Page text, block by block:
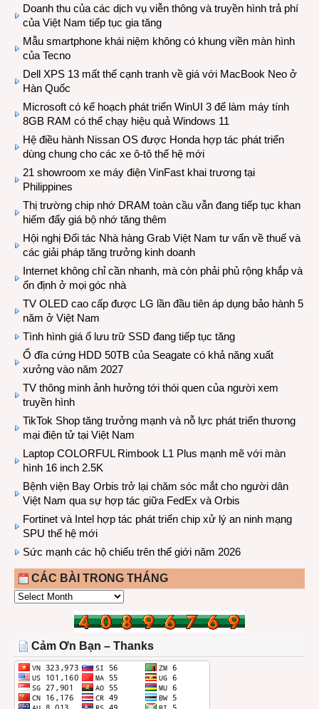
Doanh thu của các dịch vụ viễn thông và truyền hình trả phí
của Việt Nam tiếp tục gia tăng
Mẫu smartphone khái niệm không có khung viền màn hình
của Tecno
Dell XPS 13 mất thế cạnh tranh về giá với MacBook Neo ở
Hàn Quốc
Microsoft có kế hoạch phát triển WinUI 3 để làm máy tính
8GB RAM có thể chạy hiệu quả Windows 11
Hệ điều hành Nissan OS được Honda hợp tác phát triển
dùng chung cho các xe ô-tô thế hệ mới
21 showroom xe máy điện VinFast khai trương tại
Philippines
Thị trường chip nhớ DRAM toàn cầu vẫn đang tiếp tục khan
hiếm đẩy giá bộ nhớ tăng thêm
Hội nghị Đối tác Nhà hàng Grab Việt Nam tư vấn về thuế và
các giải pháp tăng trưởng kinh doanh
Internet không chỉ cần nhanh, mà còn phải phủ rộng khắp và
ổn định ở mọi góc nhà
TV OLED cao cấp được LG lần đầu tiên áp dụng bảo hành 5
năm ở Việt Nam
Tình hình giá ổ lưu trữ SSD đang tiếp tục tăng
Ổ đĩa cứng HDD 50TB của Seagate có khả năng xuất
xưởng vào năm 2027
TV thông minh ảnh hưởng tới thói quen của người xem
truyền hình
TikTok Shop tăng trưởng mạnh và nỗ lực phát triển thương
mại điện tử tại Việt Nam
Laptop COLORFUL Rimbook L1 Plus mạnh mẽ với màn
hình 16 inch 2.5K
Bệnh viện Bay Orbis trở lại chăm sóc mắt cho người dân
Việt Nam qua sự hợp tác giữa FedEx và Orbis
Fortinet và Intel hợp tác phát triển chip xử lý an ninh mạng
SPU thế hệ mới
Sức mạnh các hộ chiếu trên thế giới năm 2026
CÁC BÀI TRONG THÁNG
CÁC
THÁNG
Cảm Ơn Bạn – Thanks